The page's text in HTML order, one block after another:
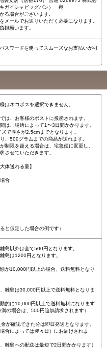
ガイシャビッグバン） 宛
る場合がございます。
メールでお送りいただく必要になります。
担願います。
スワードを使ってスムーズなお支払いが可
はネコポスを選択できません。
は、お客様のポストに投函されます。
は、場所によって1〜3日間かかります。
で厚さが2.5cmまでとなります。
、500グラムまでの商品が送れます。
制限を超える場合は、宅急便に変更し、
させていただきます。
体送れる量】
合
と仮定した場合の例です）
島以外は全て500円となります。
島は1200円となります。
が10,000円以上の場合、送料無料となり
離島は30,000円以上で送料無料となりま
動的に10,000円以上で送料無料になります
の場合は、500円追加請求されます）
が確認できた分は即日発送となります。
合によっては翌々日）にお届けされま
離島への配送は最短で2日間かかります）